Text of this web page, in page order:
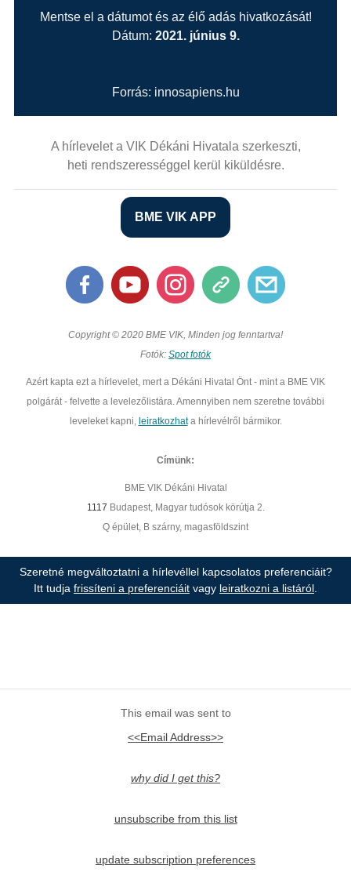
Mentse el a dátumot és az élő adás hivatkozását!
Dátum: 2021. június 9.
Forrás: innosapiens.hu
A hírlevelet a VIK Dékáni Hivatala szerkeszti,
heti rendszerességgel kerül kiküldésre.
BME VIK APP
Copyright © 2020 BME VIK, Minden jog fenntartva!
Fotók: Spot fotók
Azért kapta ezt a hírlevelet, mert a Dékáni Hivatal Önt - mint a BME VIK
polgárát - felvette a levelezőlistára. Amennyiben nem szeretne további
leveleket kapni, leiratkozhata hírlevélről bármikor.
Címünk:
BME VIK Dékáni Hivatal
1117 Budapest, Magyar tudósok körútja 2.
Q épület, B szárny, magasföldszint
Szeretné megváltoztatni a hírlevéllel kapcsolatos preferenciáit?
Itt tudja frissíteni a preferenciáit vagy leiratkozni a listáról
This email was sent to
<<Email Address>>
why did I get this?
unsubscribe from this list
update subscription preferences